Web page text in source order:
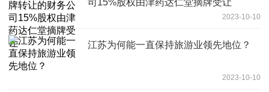
2023-10-10
江苏为何能一直保持旅游业领先地位？
2023-10-10